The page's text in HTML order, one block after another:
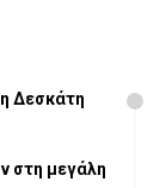
Δεσκάτη
στη μεγάλη